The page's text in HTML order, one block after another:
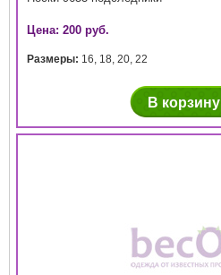
Цена: 200 руб.
Размеры: 16, 18, 20, 22
В корзину